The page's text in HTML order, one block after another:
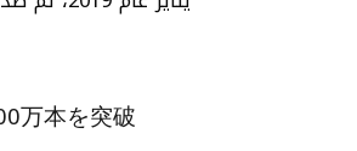
万本を突破